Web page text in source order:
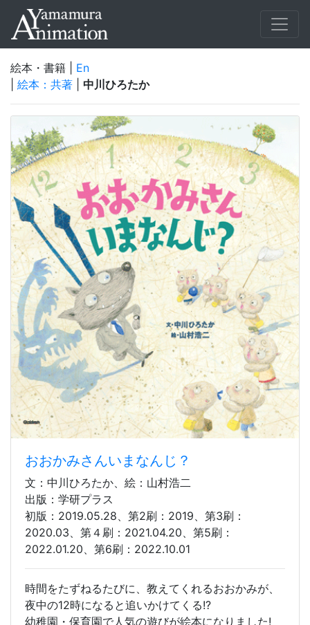
絵本・書籍 | En
絵本：共著 中川ひろたか
おおかみさんいまなんじ？
文：中川ひろたか、絵：山村浩二
出版：学研プラス
初版：2019.05.28、第2刷：2019、第3刷：
2020.03、第４刷：2021.04.20、第5刷：
2022.01.20、第6刷：2022.10.01
時間をたずねるたびに、教えてくれるおおかみが、
夜中の12時になると追いかけてくる!?
幼稚園・保育園で人気の遊びが絵本になりました!